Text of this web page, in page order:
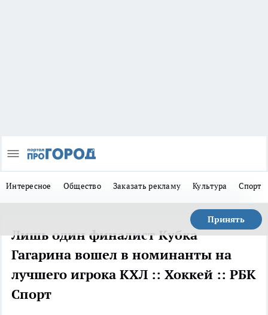
Интересное Общество Заказать рекламу Культура Спорт
Принять
Лишь один финалист Кубка
Гагарина вошел в номинанты на
лучшего игрока КХЛ :: Хоккей :: РБК
Спорт